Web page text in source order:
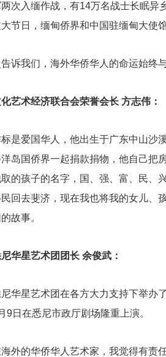
入缅作战，有14万名战士长眠异
节日，缅甸侨界和中国驻缅甸大使
我们，海外华侨华人的命运始终
艺术经济联合会荣誉会长 方志伟：
爱国华人，他出生于广东中山沙溪
岛国侨界一起捐款捐物，他自己把
的孩子的名字，国、强、富、民、
回去斐济，现在我也将我的女儿、
故事。
华星艺术团团长 余俊武：
星艺术团在各方大力支持下举办
9日在悉尼市政厅剧场隆重上演。
的华侨华人艺术家，我觉得有责任